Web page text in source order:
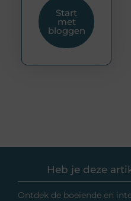
Start
met
bloggen
Heb je deze
Ontdek de boeiende en